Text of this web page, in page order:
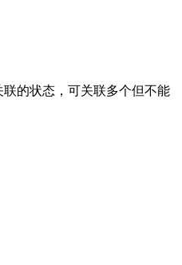
的状态，可关联多个但不能